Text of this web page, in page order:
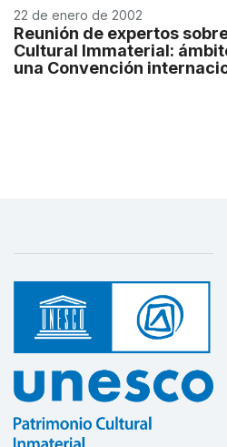
22 de enero de 2002
Reunión de expertos
Cultural Immaterial:
una Convención